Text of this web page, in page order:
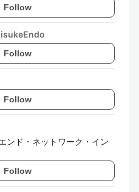
Follow
Follow
Follow
ンド・ネットワーク・イン
Follow